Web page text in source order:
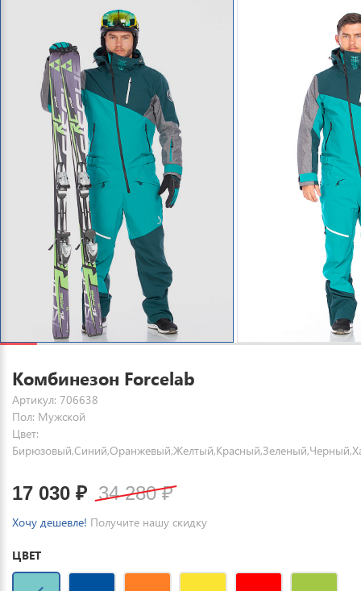
Комбинезон Forcelab
Артикул: 706638
Пол: Мужской
Цвет:
17 030 ₽ 34 280₽
Хочу дешевле! Получите нашу скидку
ЦВЕТ